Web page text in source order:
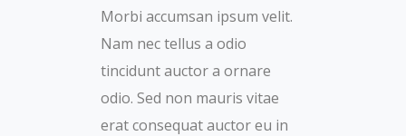
Morbi accumsan ipsum velit.
Nam nec tellus a odio
tincidunt auctor a ornare
odio. Sed non mauris vitae
erat consequat auctor eu in